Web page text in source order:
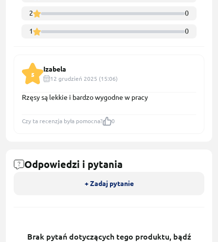
2 0
1 0
5
Izabela
12 grudzień 2025 (15:06)
Rzęsy są lekkie i bardzo wygodne w pracy
Czy ta recenzja była pomocna? 0
Odpowiedzi i pytania
+ Zadaj pytanie
Brak pytań dotyczących tego produktu, bądź